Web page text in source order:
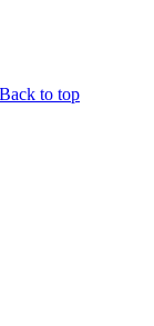
Back to top